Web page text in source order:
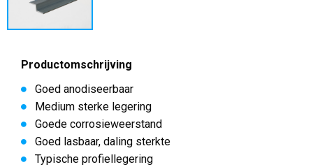
Productomschrijving
Goed anodiseerbaar
Medium sterke legering
Goede corrosieweerstand
Goed lasbaar, daling sterkte
Typische profiellegering